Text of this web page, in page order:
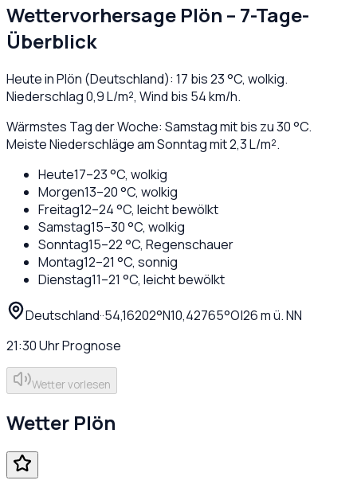
Wettervorhersage Plön – 7-Tage-
Überblick
Heute inPlön (Deutschland): 17 bis23°C, wolkig.
Niederschlag0,9L/m², Wind bis 54km/h.
Wärmstes Tag der Woche: Samstag mit bis zu 30 °C.
Meiste Niederschläge am Sonntag mit 2,3 L/m².
Heute17–23°C, wolkig
Morgen13–20°C, wolkig
Freitag12–24°C, leicht bewölkt
Samstag15–30°C, wolkig
Sonntag15–22°C, Regenschauer
Montag12–21 °C, sonnig
Dienstag11–21 °C, leicht bewölkt
Deutschland··54,16202°N10,42765°O|26m ü. NN
21:30UhrPrognose
Wetter vorlesen
Wetter Plön